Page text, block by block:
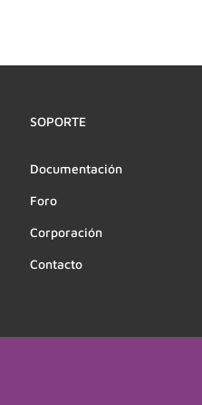
SOPORTE
Documentación
Foro
Corporación
Contacto